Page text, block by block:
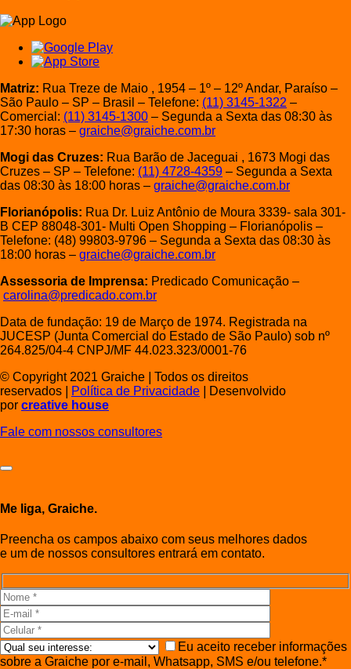
Matriz: Rua Treze de Maio , 1954 – 1º – 12º Andar, Paraíso –
São Paulo – SP – Brasil – Telefone: (11) 3145-1322 –
Comercial: (11) 3145-1300 – Segunda a Sexta das 08:30 às
17:30 horas – graiche@graiche.com.br
Mogi das Cruzes: Rua Barão de Jaceguai , 1673 Mogi das
Cruzes – SP – Telefone: (11) 4728-4359 – Segunda a Sexta
das 08:30 às 18:00 horas – graiche@graiche.com.br
Florianópolis: Rua Dr. Luiz Antônio de Moura 3339- sala 301-
B CEP 88048-301- Multi Open Shopping – Florianópolis –
Telefone: (48) 99803-9796 – Segunda a Sexta das 08:30 às
18:00 horas – graiche@graiche.com.br
Assessoria de Imprensa: Predicado Comunicação –
carolina@predicado.com.br
Data de fundação: 19 de Março de 1974. Registrada na
JUCESP (Junta Comercial do Estado de São Paulo) sob nº
264.825/04-4 CNPJ/MF 44.023.323/0001-76
© Copyright 2021 Graiche
Todos os direitos
reservados
Política de Privacidade
Desenvolvido
por creative house
Fale com nossos consultores
Me liga, Graiche.
Preencha os campos abaixo com seus melhores dados
e um de nossos consultores entrará em contato.
Eu aceito receber informações
sobre a Graiche por e-mail, Whatsapp, SMS e/ou telefone.*